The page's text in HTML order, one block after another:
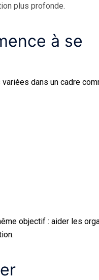
plus profonde.
à se
dans un cadre
objectif : aider les